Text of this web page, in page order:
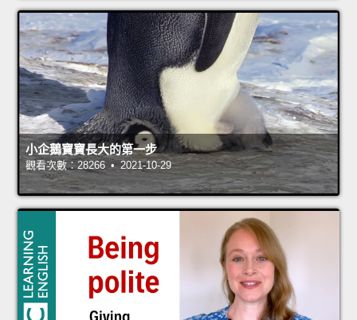
小企鵝寶寶長大的第一步
觀看次數：28266 • 2021-10-29